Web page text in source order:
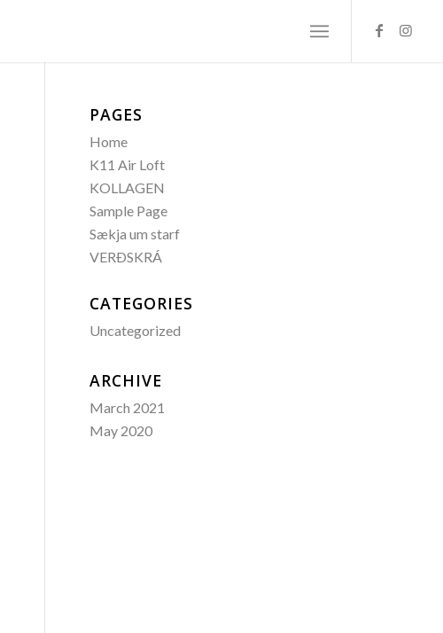
PAGES
Home
K11 Air Loft
KOLLAGEN
Sample Page
Sækja um starf
VERÐSKRÁ
CATEGORIES
Uncategorized
ARCHIVE
March 2021
May 2020